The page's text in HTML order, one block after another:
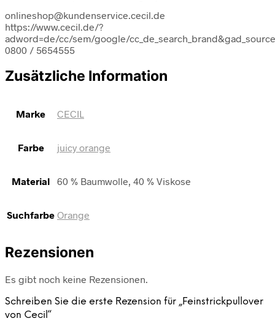
onlineshop@kundenservice.cecil.de
https://www.cecil.de/?
adword=de/cc/sem/google/
0800 / 5654555
Zusätzliche Information
Marke CECIL
Farbe juicy orange
Material 60 % Baumwolle, 40 % Viskose
Suchfarbe Orange
Rezensionen
Es gibt noch keine Rezensionen.
Schreiben Sie die erste Rezension für „Feinstrickpullover
von Cecil“